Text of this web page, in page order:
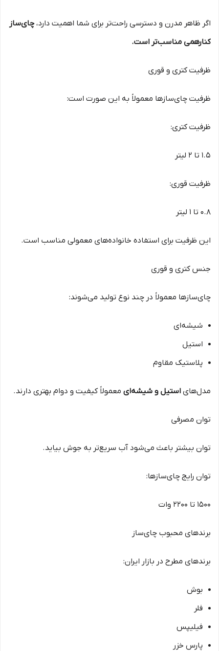
اگر ظاهر مدرن و دسترسی راحت‌تر برای شما اهمیت دارد،چای‌ساز
کنارهمی مناسب‌تر است.
ظرفیت کتری و قوری
ظرفیت چای‌سازها معمولاً به این صورت است:
ظرفیت کتری:
1.5 تا 2 لیتر
ظرفیت قوری:
0.8 تا 1 لیتر
این ظرفیت برای استفاده خانواده‌های معمولی مناسب است.
جنس کتری و قوری
چای‌سازها معمولاً در چند نوع تولید می‌شوند:
شیشه‌ای
استیل
پلاستیک مقاوم
مدل‌های استیل و شیشه‌ای معمولاً کیفیت و دوام بهتری دارند.
توان مصرفی
توان بیشتر باعث می‌شود آب سریع‌تر به جوش بیاید.
توان رایج چای‌سازها:
1500 تا 2200 وات
برندهای محبوب چای‌ساز
برندهای مطرح در بازار ایران:
بوش
فلر
فیلیپس
پارس خزر